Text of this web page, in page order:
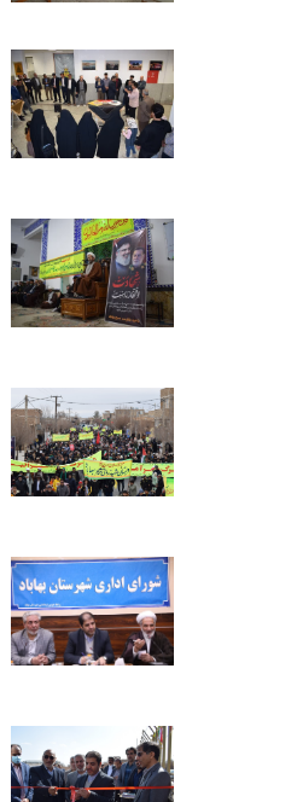
06 Esfand 1403 -
06 Esfand 1403 -
22 Bahman 1403 -
20 Bahman 1403 -